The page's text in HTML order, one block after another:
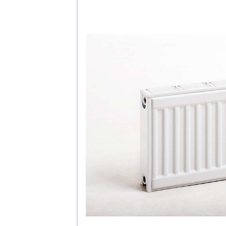
Предприятиям и